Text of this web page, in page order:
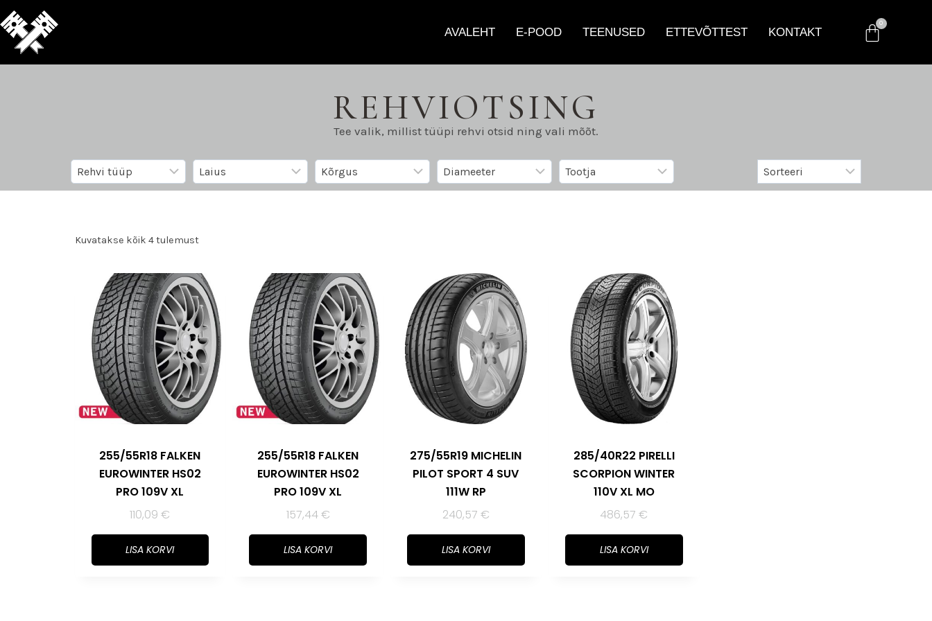
AVALEHT E-POOD TEENUSED ETTEVÕTTEST KONTAKT
REHVIOTSING
Tee valik, millist tüüpi rehvi otsid ning vali mõõt.
Kuvatakse kõik 4 tulemust
255/55R18 FALKEN
EUROWINTER HS02
PRO 109V XL
110,09€
LISA KORVI
255/55R18 FALKEN
EUROWINTER HS02
PRO 109V XL
157,44€
LISA KORVI
275/55R19 MICHELIN
PILOT SPORT 4 SUV
111W RP
240,57 €
LISA KORVI
285/40R22 PIRELLI
SCORPION WINTER
110V XL MO
486,57€
LISA KORVI